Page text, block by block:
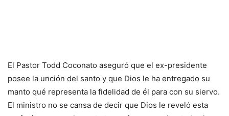
El Pastor Todd Coconato aseguró que el ex-presidente
posee la unción del santo y que Dios le ha entregado su
manto qué representa la fidelidad de él para con su siervo.
El ministro no se cansa de decir que Dios le reveló esta